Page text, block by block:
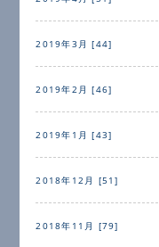
2019年3月 [44]
2019年2月 [46]
2019年1月 [43]
2018年12月 [51]
2018年11月 [79]